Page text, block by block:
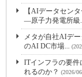
【AIデータセン
―原子力発電所級
メタが自社AIデ
のAI DC市場...
ITインフラの要
れるのか？ (2026/